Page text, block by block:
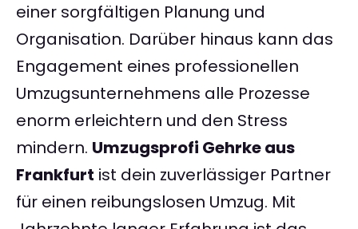
einer sorgfältigen Planung und
Organisation. Darüber hinaus kann das
Engagement eines professionellen
Umzugsunternehmens alle Prozesse
enorm erleichtern und den Stress
mindern. Umzugsprofi Gehrke aus
Frankfurt ist dein zuverlässiger Partner
für einen reibungslosen Umzug. Mit